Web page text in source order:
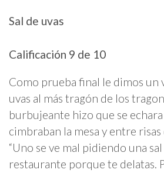
Sal de uvas
Calificación 9 de 10
Como prueba final le dimos un
uvas al más tragón de los
burbujeante hizo que se
cimbraban la mesa y entre
“Uno se ve mal pidiendo una
restaurante porque te delatas.